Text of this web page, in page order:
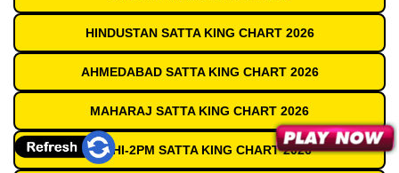
HINDUSTAN SATTA KING CHART 2026
AHMEDABAD SATTA KING CHART 2026
MAHARAJ SATTA KING CHART 2026
DELHI-2PM SATTA KING CHART 2026